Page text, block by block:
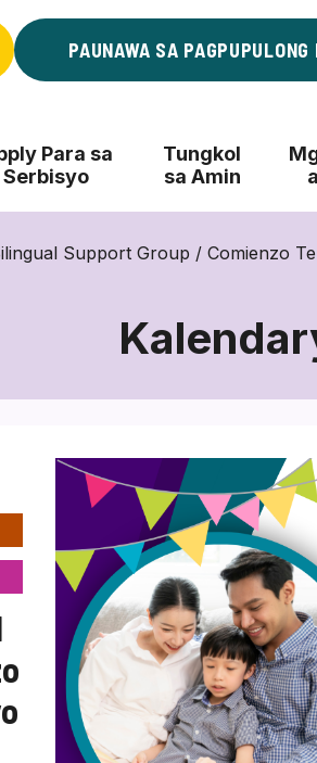
PAUNAWA SA
Para sa
Serbisyo
Tungkol
sa Amin
Support Group / Comienzo